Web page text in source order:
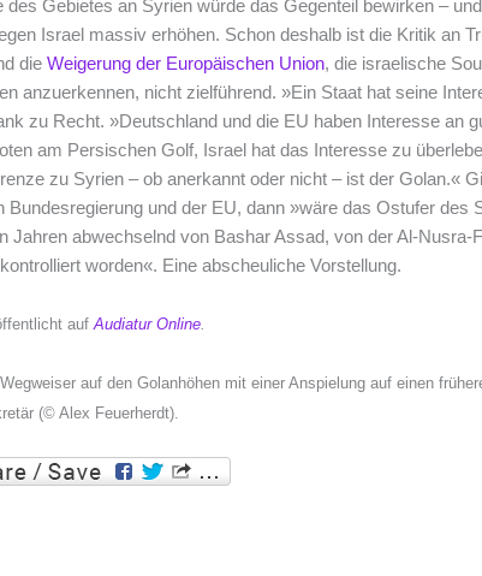
des Gebietes an Syrien würde das Gegenteil bewirken –
Israel massiv erhöhen. Schon deshalb ist die Kritik an
dieWeigerung der Europäischen Union, die israelische
anzuerkennen, nicht zielführend. »Ein Staat hat seine
zu Recht. »Deutschland und die EU haben Interesse an
am Persischen Golf, Israel hat das Interesse zu
zu Syrien – ob anerkannt oder nicht – ist der Golan.«
Bundesregierung und der EU, dann »wäre das Ostufer des
Jahren abwechselnd von Bashar Assad, von der Al-Nusra-
worden«. Eine abscheuliche Vorstellung.
aufAudiatur Online.
Wegweiser auf den Golanhöhen mit einer Anspielung auf einen
(© Alex Feuerherdt).